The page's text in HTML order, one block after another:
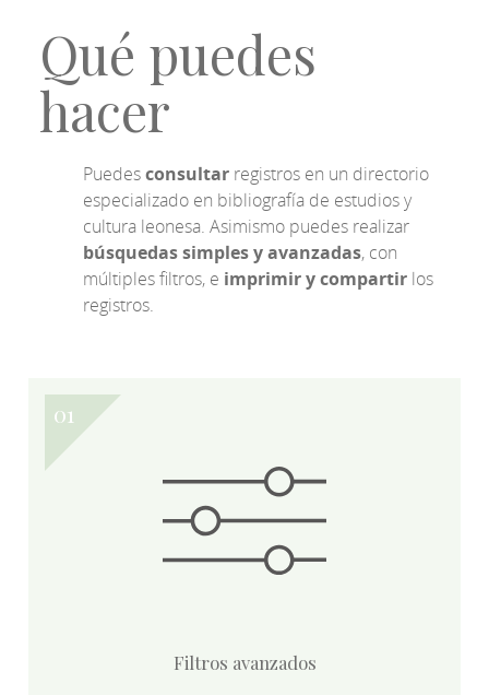
Qué puedes
hacer
Puedesconsultar registros en un directorio
especializado en bibliografía de estudios y
cultura leonesa. Asimismo puedes realizar
búsquedas simples y avanzadas, con
múltiples filtros, e imprimir y compartir los
registros.
Filtros avanzados